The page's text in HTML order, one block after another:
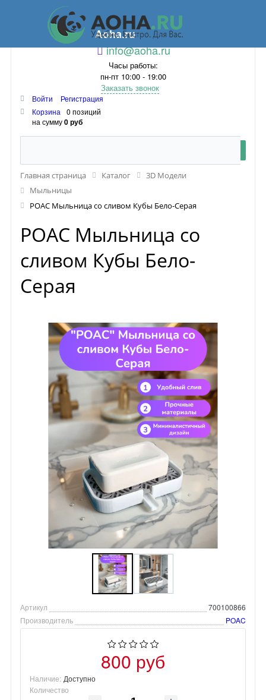
Aoha.ru
info@aoha.ru
Часы работы:
пн-пт 10:00 - 19:00
Заказать звонок
Войти
Регистрация
Корзина
0 позиций
на сумму0 руб
Главная страница Каталог
3D Модели
Мыльницы
POAC Мыльница со сливом Кубы Бело-Серая
POAC Мыльница со
сливом Кубы Бело-
Серая
Артикул
700100866
Производитель
POAC
800 руб
Наличие: Доступно
Количество